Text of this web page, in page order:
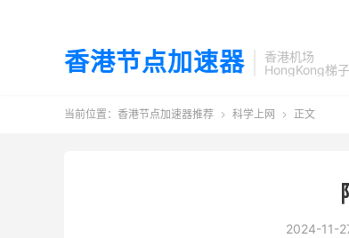
香港节点加速器
香港机场
HongKong梯子
当前位置： 香港节点加速器推荐  科学上网  正文
2024-11-